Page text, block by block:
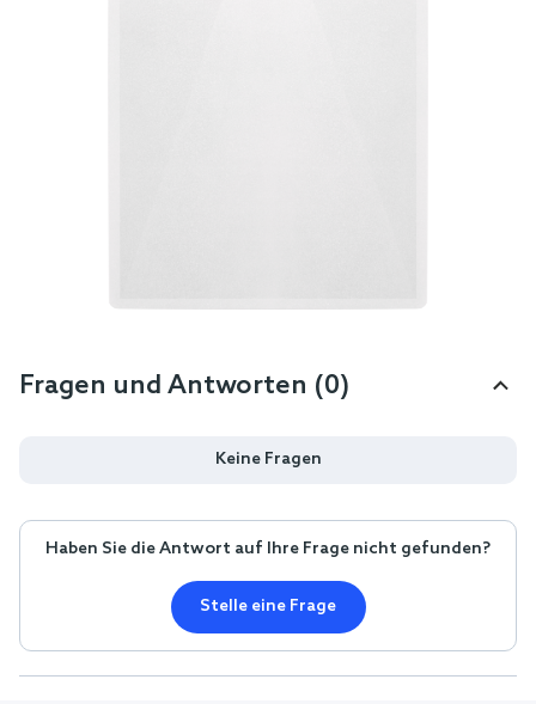
Fragen und Antworten (0)
Keine Fragen
Haben Sie die Antwort auf Ihre Frage nicht gefunden?
Stelle eine Frage